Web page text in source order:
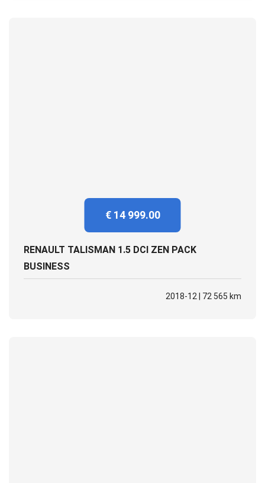
€ 14 999.00
RENAULT TALISMAN 1.5 DCI ZEN PACK
BUSINESS
2018-12 | 72 565 km